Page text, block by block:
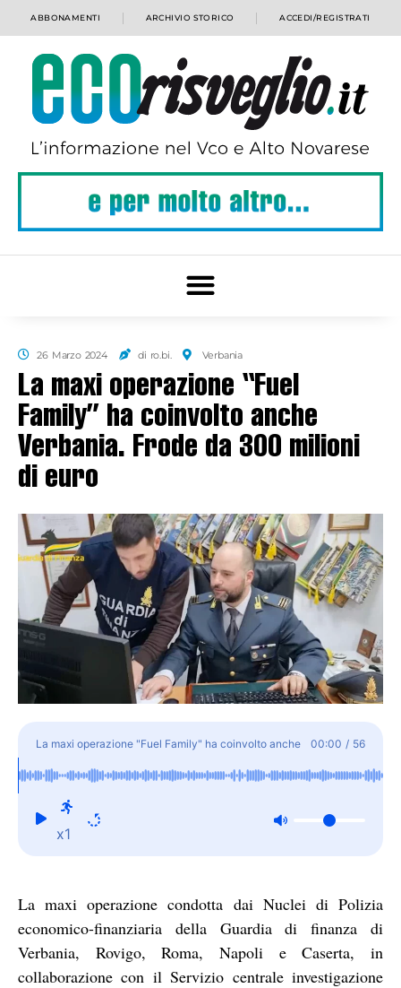
ABBONAMENTI ARCHIVIO STORICO ACCEDI/REGISTRATI
26 Marzo 2024 di ro.bi. Verbania
La maxi operazione “Fuel
Family” ha coinvolto anche
Verbania. Frode da 300 milioni
di euro
La maxi operazione "Fuel Family" ha coinvolto anche
Verbania. Frode da 300 milioni di euro
00:00 / 56
x1
La maxi operazione condotta dai Nuclei di Polizia
economico-finanziaria della Guardia di finanza di
Verbania, Rovigo, Roma, Napoli e Caserta, in
collaborazione con il Servizio centrale investigazione